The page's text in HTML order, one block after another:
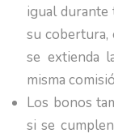
igual durante
su cobertura,
se extienda
misma
Los bonos
si se